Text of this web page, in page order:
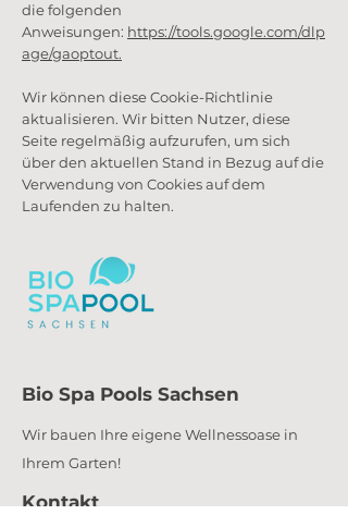
die folgenden
Anweisungen: https://tools.google.com/dlp
age/gaoptout.
Wir können diese Cookie-Richtlinie
aktualisieren. Wir bitten Nutzer, diese
Seite regelmäßig aufzurufen, um sich
über den aktuellen Stand in Bezug auf die
Verwendung von Cookies auf dem
Laufenden zu halten.
Bio Spa Pools Sachsen
Wir bauen Ihre eigene Wellnessoase in
Ihrem Garten!
Kontakt